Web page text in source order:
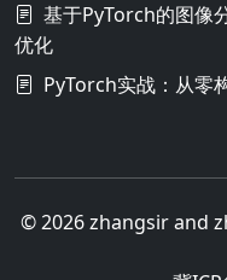
基于PyTorch的图像
优化
PyTorch实战：从零
© 2026 zhangsir and